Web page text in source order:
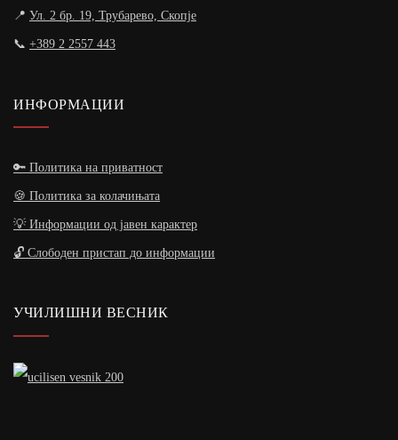
📍 Ул. 2 бр. 19, Трубарево, Скопје
📞 +389 2 2557 443
ИНФОРМАЦИИ
🔑 Политика на приватност
🍪 Политика за колачињата
💡 Информации од јавен карактер
🔓 Слободен пристап до информации
УЧИЛИШНИ ВЕСНИК